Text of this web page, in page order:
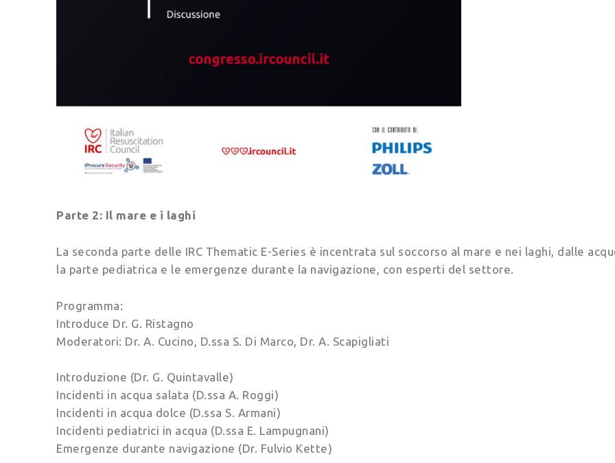
Parte 2: Il mare e i laghi
La seconda parte delle IRC Thematic E-Series è incentrata sul soccorso al mare e nei laghi, dalle
la parte pediatrica e le emergenze durante la navigazione, con esperti del settore.
Programma:
Introduce Dr. G. Ristagno
Moderatori: Dr. A. Cucino, D.ssa S. Di Marco, Dr. A. Scapigliati
Introduzione (Dr. G. Quintavalle)
Incidenti in acqua salata (D.ssa A. Roggi)
Incidenti in acqua dolce (D.ssa S. Armani)
Incidenti pediatrici in acqua (D.ssa E. Lampugnani)
Emergenze durante navigazione (Dr. Fulvio Kette)